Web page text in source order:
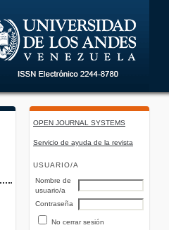
OPEN JOURNAL SYSTEMS
Servicio de ayuda de la revista
USUARIO/A
Nombre de
usuario/a
Contraseña
No cerrar sesión